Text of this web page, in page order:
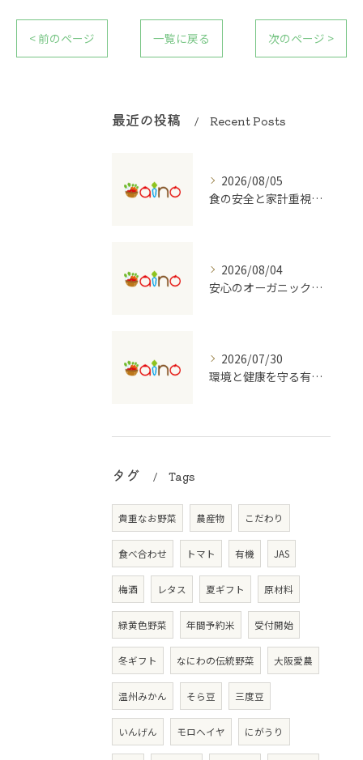
< 前のページ 一覧に戻る 次のページ >
最近の投稿 Recent Posts
2026/08/05
食の安全と家計重視の有機野菜宅配を大阪府で始めるコツ
2026/08/04
安心のオーガニック食品を支える宅配のしくみ
2026/07/30
環境と健康を守る有機野菜の宅配サービスの魅力
タグ Tags
貴重なお野菜 農産物 こだわり
食べ合わせ トマト 有機 JAS
梅酒 レタス 夏ギフト 原材料
緑黄色野菜 年間予約米 受付開始
冬ギフト なにわの伝統野菜 大阪愛農
温州みかん そら豆 三度豆
いんげん モロヘイヤ にがうり